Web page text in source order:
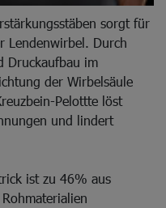
sorgt für
Lendenwirbel. Durch
Druckaufbau im
der Wirbelsäule
Pelottte löst
und lindert
ist zu 46% aus